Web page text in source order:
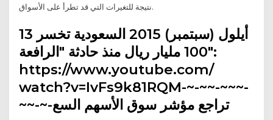
نتيجة للتغيرات التي قد تطرأ على الأسواق.
13 أيلول (سبتمبر) 2015 السعودية تخسر
100 مليار ريال منذ حادثة "الرافعة":
https://www.youtube.com/
watch?v=IvFs9k81RQM-~-~~-~~~-
~~-~-تراجع مؤشر سوق الأسهم السع